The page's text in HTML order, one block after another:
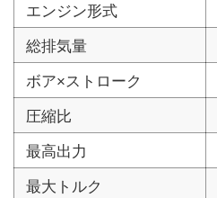
エンジン形式
総排気量
ボア×ストローク
圧縮比
最高出力
最大トルク